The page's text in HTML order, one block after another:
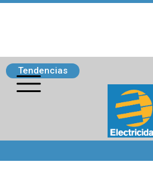
Tendencias